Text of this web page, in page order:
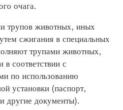
очага.
животных, иных
сжигания в специальных
трупами животных,
соответствии с
по использованию
установки (паспорт,
другие документы).